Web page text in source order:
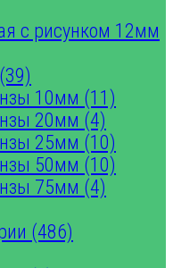
с рисунком 12мм
10мм (11)
20мм (4)
25мм (10)
50мм (10)
75мм (4)
(486)